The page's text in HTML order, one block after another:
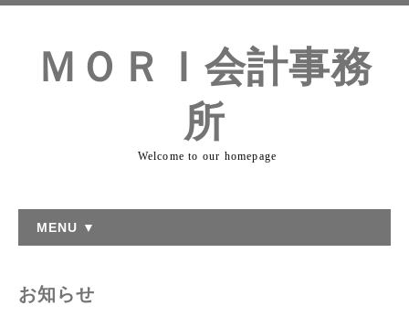
ＭＯＲＩ会計事務
所
Welcome to our homepage
MENU ▼
お知らせ